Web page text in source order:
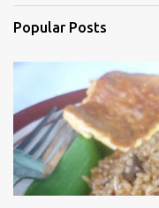
o
m
t
Popular Posts